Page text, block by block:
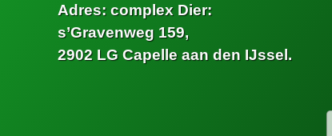
Adres: complex Dier:
s’Gravenweg 159,
2902 LG Capelle aan den IJssel.